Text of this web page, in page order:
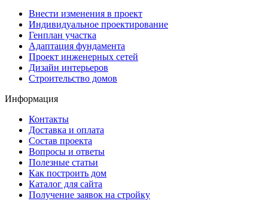
Внести изменения в проект
Индивидуальное проектирование
Генплан участка
Адаптация фундамента
Проект инженерных сетей
Дизайн интерьеров
Строительство домов
Информация
Контакты
Доставка и оплата
Состав проекта
Вопросы и ответы
Полезные статьи
Как построить дом
Каталог для сайта
Получение заявок на стройку